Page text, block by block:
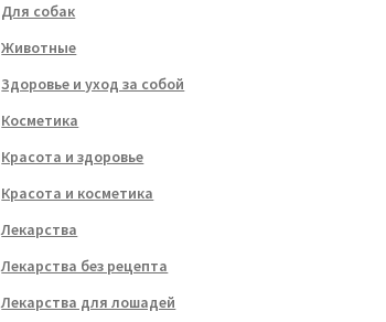
Для собак
Животные
Здоровье и уход за собой
Косметика
Красота и здоровье
Красота и косметика
Лекарства
Лекарства без рецепта
Лекарства для лошадей